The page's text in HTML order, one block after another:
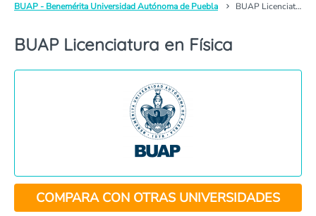
BUAP - Benemérita Universidad Autónoma de Puebla BUAP Licenciatura en Física
BUAP Licenciatura en Física
COMPARA CON OTRAS UNIVERSIDADES